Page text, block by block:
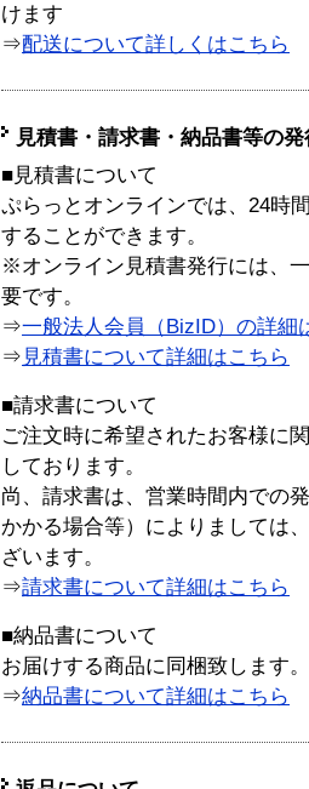
けます
⇒配送について詳しくはこちら
見積書・請求書・納品書等の
■見積書について
ぷらっとオンラインでは、24時
することができます。
※オンライン見積書発行には、
要です。
⇒一般法人会員（BizID）の詳細
⇒ 見積書について詳細はこちら
■請求書について
ご注文時に希望されたお客様に
しております。
尚、請求書は、営業時間内での
かかる場合等）によりましては
ざいます。
⇒請求書について詳細はこちら
■納品書について
お届けする商品に同梱致します。
⇒納品書について詳細はこちら